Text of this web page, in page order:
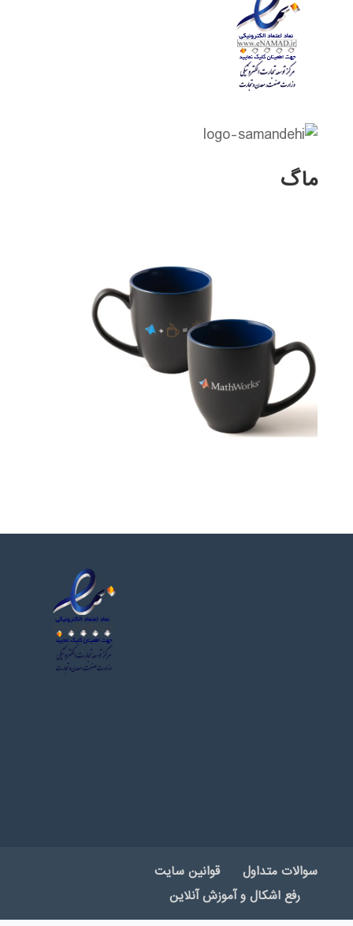
ماگ
سوالات متداول
قوانین سایت
رفع اشکال و آموزش آنلاین